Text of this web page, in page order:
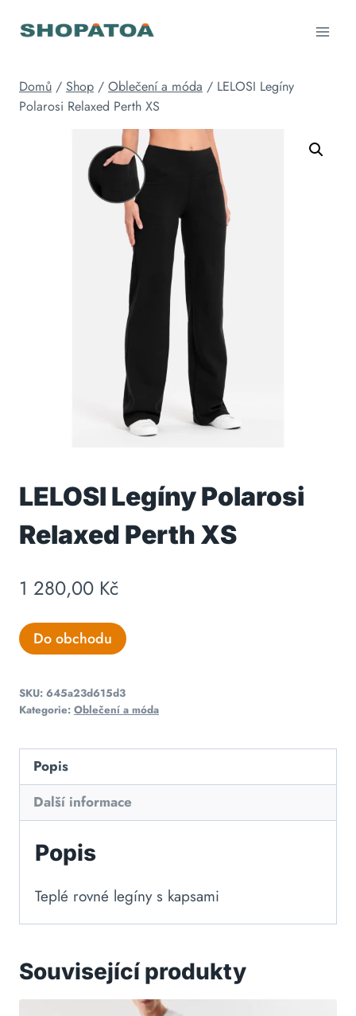
Domů / Shop / Oblečení a móda / LELOSI Legíny
Polarosi Relaxed Perth XS
LELOSI Legíny Polarosi
Relaxed Perth XS
1 280,00 Kč
Do obchodu
SKU: 645a23d615d3
Kategorie: Oblečení a móda
Popis
Další informace
Popis
Teplé rovné legíny s kapsami
Související produkty